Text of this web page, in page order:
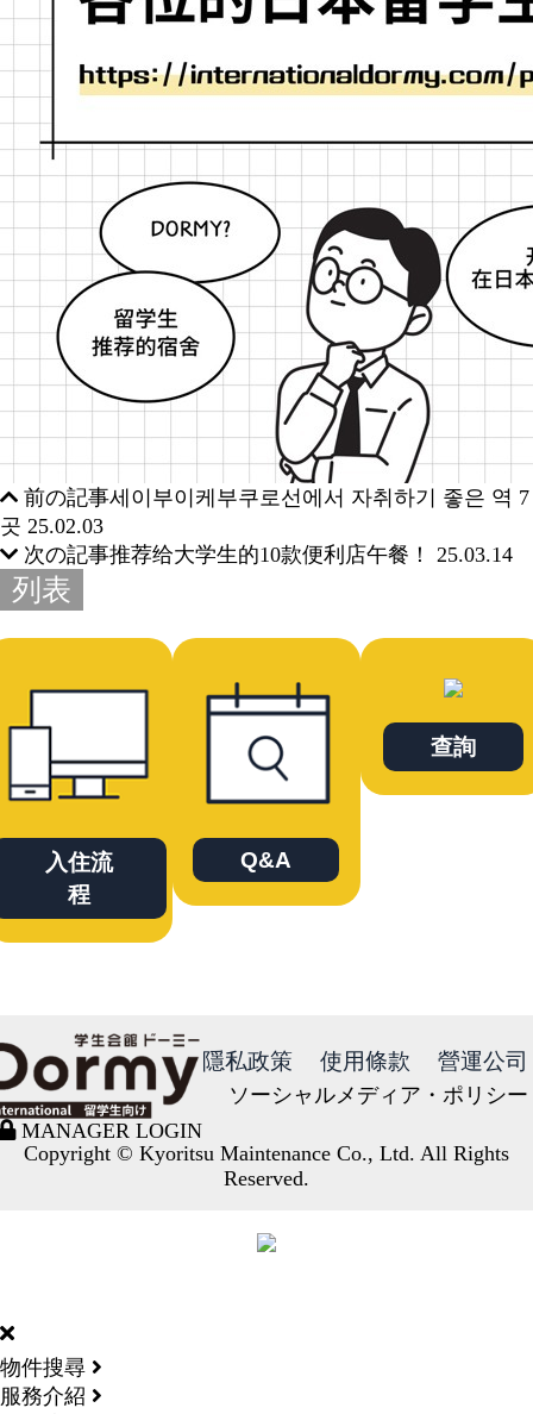
前の記事세이부이케부쿠로선에서 자취하기 좋은 역 7
곳 25.02.03
次の記事推荐给大学生的10款便利店午餐！ 25.03.14
列表
入住流
程
Q&A
查詢
MANAGER LOGIN
隱私政策 使用條款 營運公司
ソーシャルメディア・ポリシー
Copyright © Kyoritsu Maintenance Co., Ltd. All Rights
Reserved.
物件搜尋
服務介紹